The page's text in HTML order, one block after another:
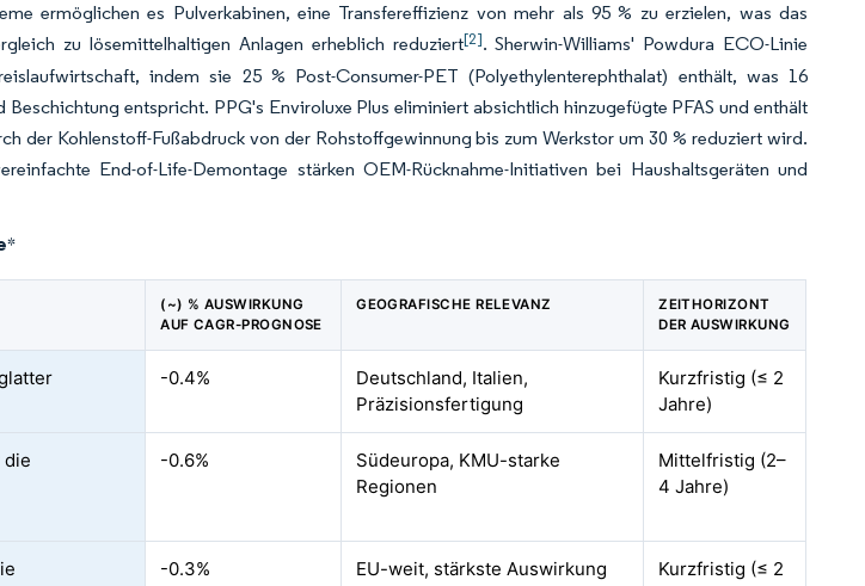
ermöglichen es Pulverkabinen, eine Transfereffizienz von mehr als 95 % zu erzielen, was das
zu lösemittelhaltigen Anlagen erheblich reduziert[2]. Sherwin-Williams' Powdura ECO-Linie
indem sie 25 % Post-Consumer-PET (Polyethylenterephthalat) enthält, was 16
Beschichtung entspricht. PPG's Enviroluxe Plus eliminiert absichtlich hinzugefügte PFAS und enthält
der Kohlenstoff-Fußabdruck von der Rohstoffgewinnung bis zum Werkstor um 30 % reduziert wird.
End-of-Life-Demontage stärken OEM-Rücknahme-Initiativen bei Haushaltsgeräten und
*
(~) % AUSWIRKUNG
AUF CAGR-PROGNOSE
GEOGRAFISCHE RELEVANZ
ZEITHORIZONT
DER AUSWIRKUNG
-0.4%
Deutschland, Italien,
Präzisionsfertigung
Kurzfristig (≤ 2
Jahre)
die
-0.6%
Südeuropa, KMU-starke
Regionen
Mittelfristig (2–
4 Jahre)
-0.3%
EU-weit, stärkste Auswirkung
Kurzfristig (≤ 2